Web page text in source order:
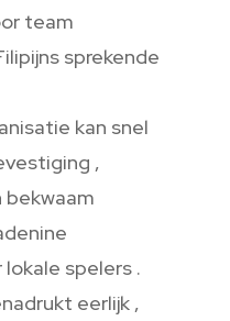
team
sprekende
kan snel
,
spelers .
eerlijk ,